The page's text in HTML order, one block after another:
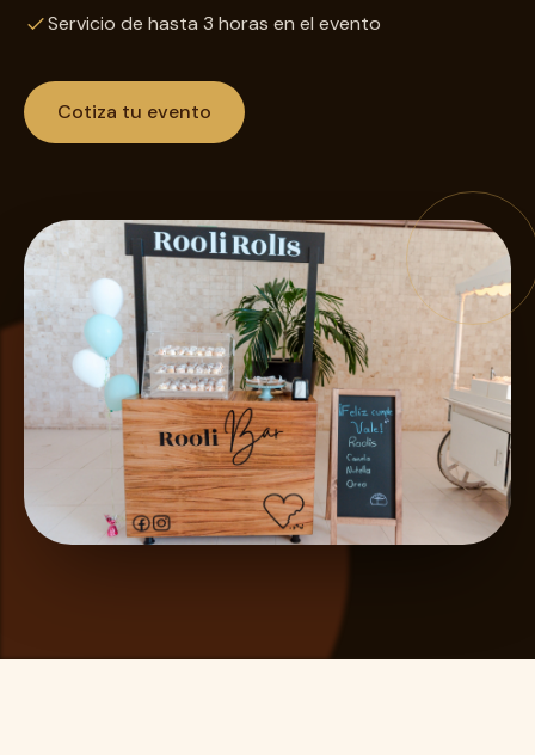
Servicio de hasta 3 horas en el evento
Cotiza tu evento